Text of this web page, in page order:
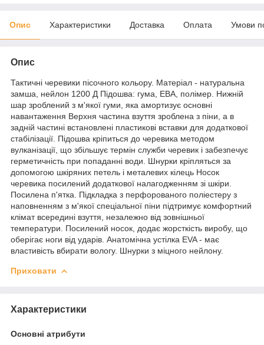
Опис Характеристики Доставка Оплата Умови
Опис
Тактичні черевики пісочного кольору. Матеріал - натуральна
замша, нейлон 1200 Д Підошва: гума, ЕВА, полімер. Нижній
шар зроблений з м'якої гуми, яка амортизує основні
навантаження Верхня частина взуття зроблена з піни, а в
задній частині встановлені пластикові вставки для додаткової
стабілізації. Підошва кріпиться до черевика методом
вулканізації, що збільшує термін служби черевик і забезпечує
герметичність при попаданні води. Шнурки кріпляться за
допомогою шкіряних петель і металевих кілець Носок
черевика посилений додаткової налагодженням зі шкіри.
Посилена п'ятка. Підкладка з перфорованого поліестеру з
наповненням з м'якої спеціальної піни підтримує комфортний
клімат всередині взуття, незалежно від зовнішньої
температури. Посилений носок, додає жорсткість виробу, що
оберігає ноги від ударів. Анатомічна устілка EVA - має
властивість вбирати вологу. Шнурки з міцного нейлону.
Приховати
Характеристики
Основні атрибути